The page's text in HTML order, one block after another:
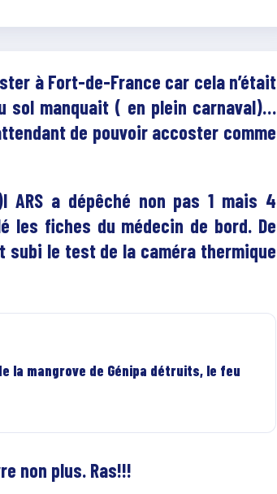
à Fort-de-France car cela n’était
sol manquait ( en plein carnaval)…
de pouvoir accoster comme
ARS a dépêché non pas 1 mais 4
les fiches du médecin de bord. De
subi le test de la caméra thermique
la mangrove de Génipa détruits, le feu
non plus. Ras!!!